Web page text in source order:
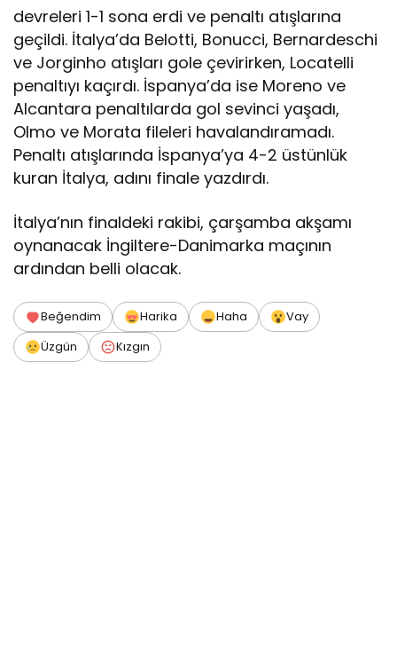
devreleri 1-1 sona erdi ve penaltı atışlarına
geçildi. İtalya’da Belotti, Bonucci, Bernardeschi
ve Jorginho atışları gole çevirirken, Locatelli
penaltıyı kaçırdı. İspanya’da ise Moreno ve
Alcantara penaltılarda gol sevinci yaşadı,
Olmo ve Morata fileleri havalandıramadı.
Penaltı atışlarında İspanya’ya 4-2 üstünlük
kuran İtalya, adını finale yazdırdı.
İtalya’nın finaldeki rakibi, çarşamba akşamı
oynanacak İngiltere-Danimarka maçının
ardından belli olacak.
Beğendim Harika Haha
Vay
Üzgün
Kızgın